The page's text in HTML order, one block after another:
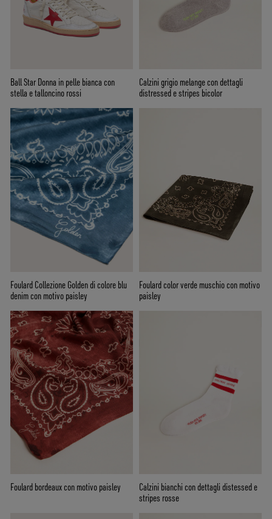
Ball Star Donna in pelle bianca con
stella e talloncino rossi
Calzini grigio melange con dettagli
distressed e stripes bicolor
Foulard Collezione Golden di colore blu
denim con motivo paisley
Foulard color verde muschio con motivo
paisley
Foulard bordeaux con motivo paisley
Calzini bianchi con dettagli distessed e
stripes rosse